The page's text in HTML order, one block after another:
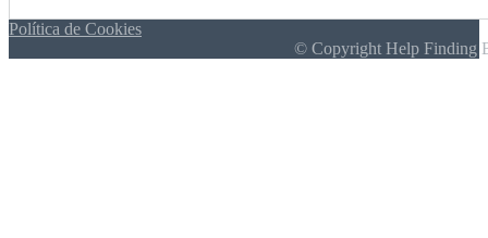
Política de Cookies
© Copyright Help Finding